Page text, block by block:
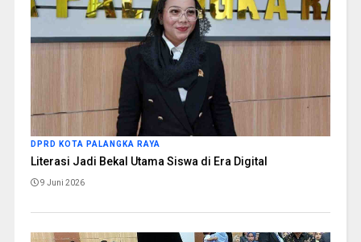
DPRD KOTA PALANGKA RAYA
Literasi Jadi Bekal Utama Siswa di Era Digital
9 Juni 2026